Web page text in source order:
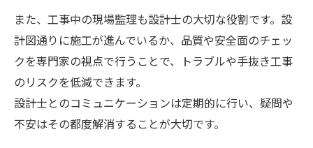
また、工事中の現場監理も設計士の大切な役割です。設
計図通りに施工が進んでいるか、品質や安全面のチェッ
クを専門家の視点で行うことで、トラブルや手抜き工事
のリスクを低減できます。
設計士とのコミュニケーションは定期的に行い、疑問や
不安はその都度解消することが大切です。